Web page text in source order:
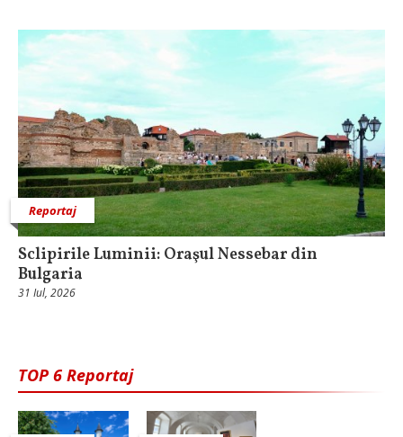
Reportaj
Sclipirile Luminii: Oraşul Nessebar din
Bulgaria
31 Iul, 2026
TOP 6 Reportaj